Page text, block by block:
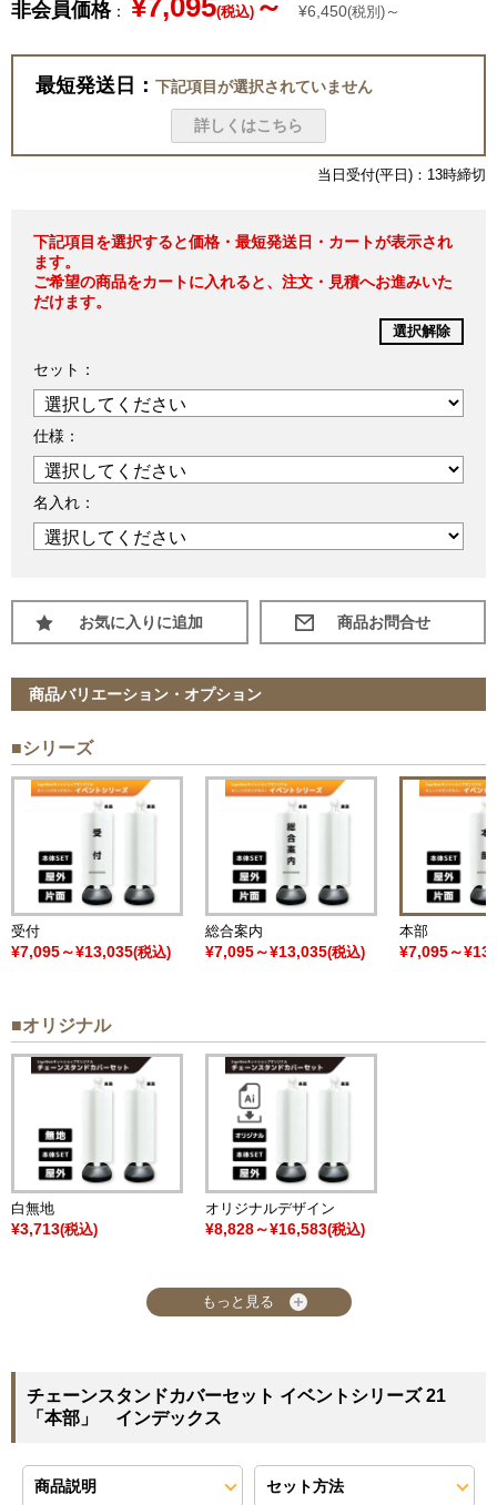
非会員価格： ¥7,095(税込) ～ ¥6,450(税別) ～
最短発送日： 下記項目が選択されていません
詳しくはこちら
当日受付(平日)：13時締切
下記項目を選択すると価格・最短発送日・カートが表示され
ます。
ご希望の商品をカートに入れると、注文・見積へお進みいた
だけます。
選択解除
セット：
仕様：
名入れ：
お気に入りに追加
商品バリエーション・オプション
■シリーズ
受付
¥7,095～¥13,035(税込)
総合案内
¥7,095～¥13,035(税込)
本部
¥7,095～
■オリジナル
白無地
¥3,713(税込)
オリジナルデザイン
¥8,828～¥16,583(税込)
もっと見る
チェーンスタンドカバーセット イベントシリーズ 21
「本部」 インデックス
商品説明 セット方法